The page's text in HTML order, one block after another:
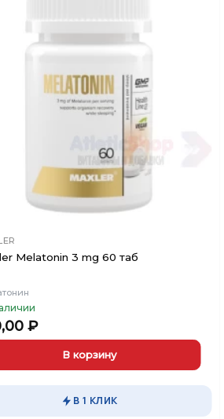
Melatonin 3 mg 60 таб
₽
В корзину
В 1 КЛИК